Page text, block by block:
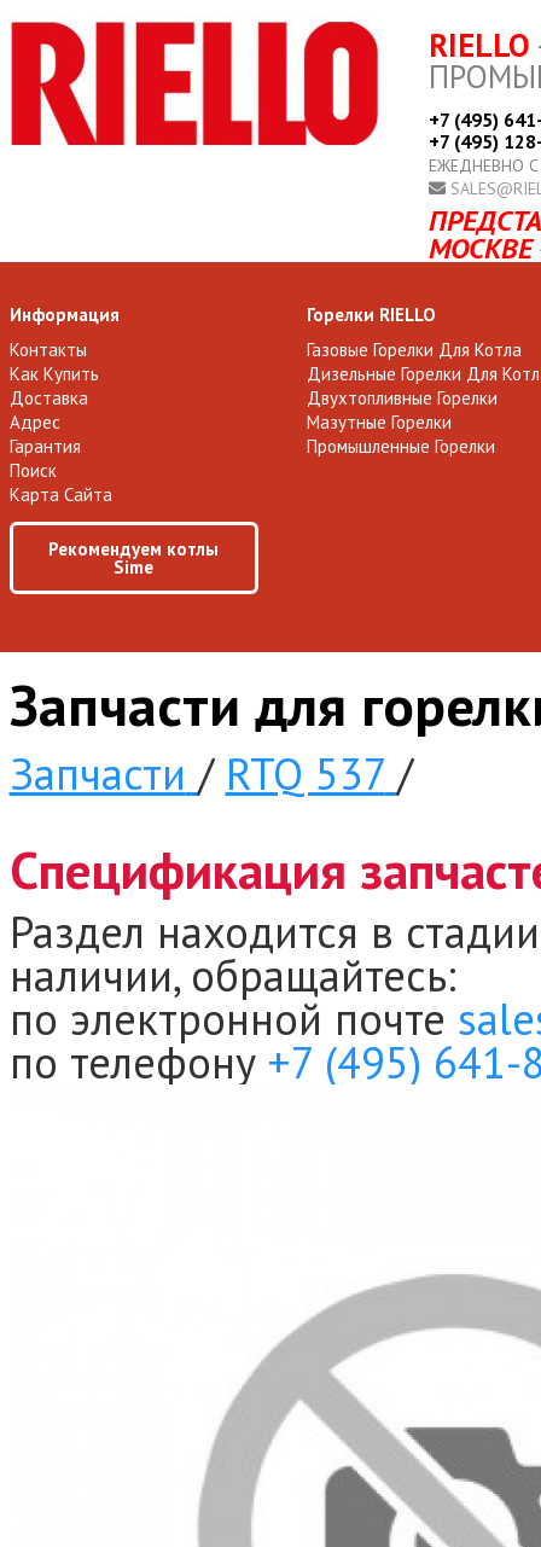
RIELLO
+7 (495)
+7 (495)
ЕЖЕДНЕВНО
МОСКВЕ
Информация
Контакты
Как Купить
Доставка
Адрес
Гарантия
Поиск
Карта Сайта
Рекомендуем котлы
Sime
Горелки RIELLO
Газовые Горелки Для Котла
Дизельные Горелки Для
Двухтопливные Горелки
Мазутные Горелки
Промышленные Горелки
Запчасти для
Запчасти / RTQ 537 /
Спецификация
Раздел находится в
наличии, обращайтесь:
по электронной почте
по телефону +7 (495) 641-